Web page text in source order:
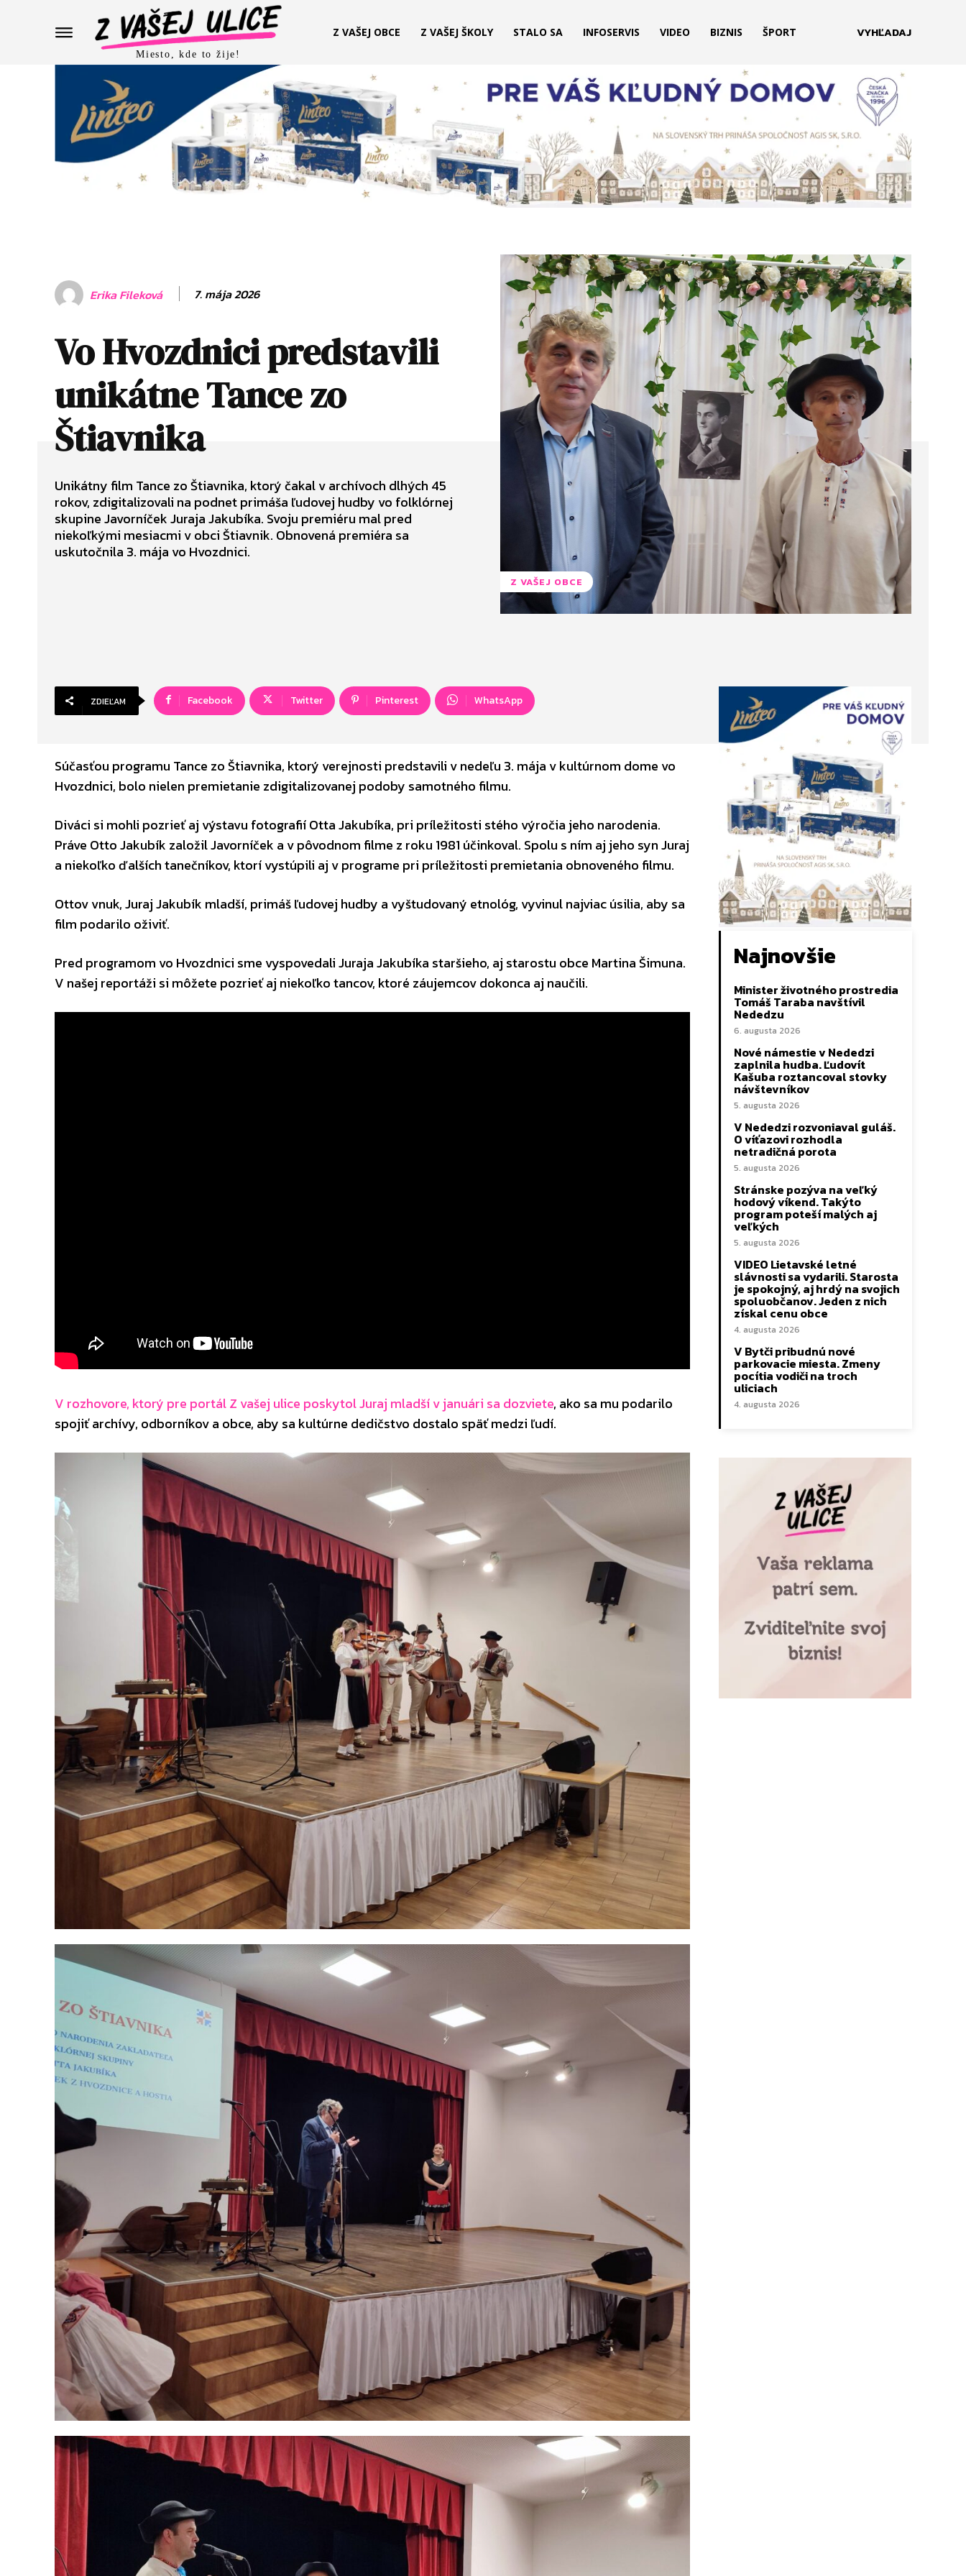
Miesto, kde to žije!
Z VAŠEJ OBCE Z VAŠEJ ŠKOLY STALO SA INFOSERVIS VIDEO BIZNIS ŠPORT VYHĽADAJ
Erika Fileková 7. mája 2026
Vo Hvozdnici predstavili
unikátne Tance zo
Štiavnika
Unikátny film Tance zo Štiavnika, ktorý čakal v archívoch dlhých 45
rokov, zdigitalizovali na podnet primáša ľudovej hudby vo folklórnej
skupine Javorníček Juraja Jakubíka. Svoju premiéru mal pred
niekoľkými mesiacmi v obci Štiavnik. Obnovená premiéra sa
uskutočnila 3. mája vo Hvozdnici.
Z VAŠEJ OBCE
ZDIEĽAM Facebook Twitter Pinterest WhatsApp
Súčasťou programu Tance zo Štiavnika, ktorý verejnosti predstavili v nedeľu 3. mája v kultúrnom dome vo
Hvozdnici, bolo nielen premietanie zdigitalizovanej podoby samotného filmu.
Diváci si mohli pozrieť aj výstavu fotografií Otta Jakubíka, pri príležitosti stého výročia jeho narodenia.
Práve Otto Jakubík založil Javorníček a v pôvodnom filme z roku 1981 účinkoval. Spolu s ním aj jeho syn Juraj
a niekoľko ďalších tanečníkov, ktorí vystúpili aj v programe pri príležitosti premietania obnoveného filmu.
Ottov vnuk, Juraj Jakubík mladší, primáš ľudovej hudby a vyštudovaný etnológ, vyvinul najviac úsilia, aby sa
film podarilo oživiť.
Pred programom vo Hvozdnici sme vyspovedali Juraja Jakubíka staršieho, aj starostu obce Martina Šimuna.
V našej reportáži si môžete pozrieť aj niekoľko tancov, ktoré záujemcov dokonca aj naučili.
V rozhovore, ktorý pre portál Z vašej ulice poskytol Juraj mladší v januári sa dozviete, ako sa mu podarilo
spojiť archívy, odborníkov a obce, aby sa kultúrne dedičstvo dostalo späť medzi ľudí.
Najnovšie
Minister životného prostredia
Tomáš Taraba navštívil
Nededzu
6. augusta 2026
Nové námestie v Nededzi
zaplnila hudba. Ľudovít
Kašuba roztancoval stovky
návštevníkov
5. augusta 2026
V Nededzi rozvoniaval guláš.
O víťazovi rozhodla
netradičná porota
5. augusta 2026
Stránske pozýva na veľký
hodový víkend. Takýto
program poteší malých aj
veľkých
5. augusta 2026
VIDEO Lietavské letné
slávnosti sa vydarili. Starosta
je spokojný, aj hrdý na svojich
spoluobčanov. Jeden z nich
získal cenu obce
4. augusta 2026
V Bytči pribudnú nové
parkovacie miesta. Zmeny
pocítia vodiči na troch
uliciach
4. augusta 2026